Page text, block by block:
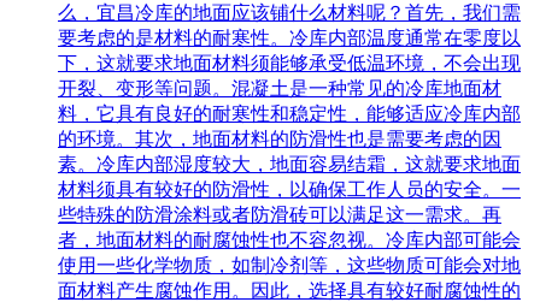
么，宜昌冷库的地面应该铺什么材料呢？首先，我们需
要考虑的是材料的耐寒性。冷库内部温度通常在零度以
下，这就要求地面材料须能够承受低温环境，不会出现
开裂、变形等问题。混凝土是一种常见的冷库地面材
料，它具有良好的耐寒性和稳定性，能够适应冷库内部
的环境。其次，地面材料的防滑性也是需要考虑的因
素。冷库内部湿度较大，地面容易结霜，这就要求地面
材料须具有较好的防滑性，以确保工作人员的安全。一
些特殊的防滑涂料或者防滑砖可以满足这一需求。再
者，地面材料的耐腐蚀性也不容忽视。冷库内部可能会
使用一些化学物质，如制冷剂等，这些物质可能会对地
面材料产生腐蚀作用。因此，选择具有较好耐腐蚀性的